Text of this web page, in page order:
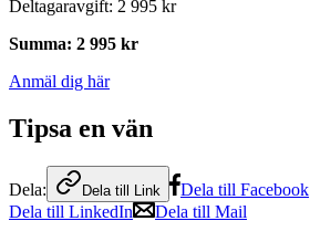
Deltagaravgift: 2 995 kr
Summa: 2 995 kr
Anmäl dig här
Tipsa en vän
Dela: Dela till Link Dela till Facebook
Dela till LinkedIn
Dela till Mail